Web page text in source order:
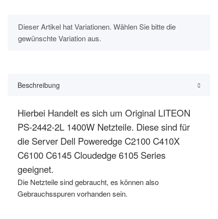
x
Dieser Artikel hat Variationen. Wählen Sie bitte die
gewünschte Variation aus.
Beschreibung
Hierbei Handelt es sich um Original LITEON
PS-2442-2L 1400W Netzteile. Diese sind für
die Server Dell Poweredge C2100 C410X
C6100 C6145 Cloudedge 6105 Series
geeignet.
Die Netzteile sind gebraucht, es können also
Gebrauchsspuren vorhanden sein.